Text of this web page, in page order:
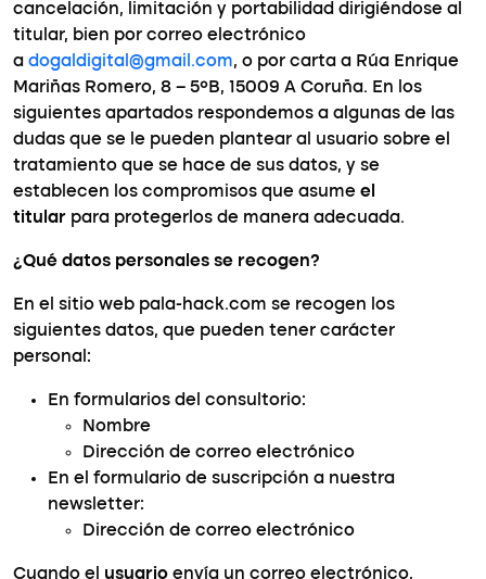
cancelación, limitación y portabilidad dirigiéndose al
titular, bien por correo electrónico
a dogaldigital@gmail.com, o por carta a Rúa Enrique
Mariñas Romero, 8 – 5ºB, 15009 A Coruña. En los
siguientes apartados respondemos a algunas de las
dudas que se le pueden plantear al usuario sobre el
tratamiento que se hace de sus datos, y se
establecen los compromisos que asume el
titular para protegerlos de manera adecuada.
¿Qué datos personales se recogen?
En el sitio web pala-hack.com se recogen los
siguientes datos, que pueden tener carácter
personal:
En formularios del consultorio:
Nombre
Dirección de correo electrónico
En el formulario de suscripción a nuestra
newsletter:
Dirección de correo electrónico
Cuando el usuario envía un correo electrónico,